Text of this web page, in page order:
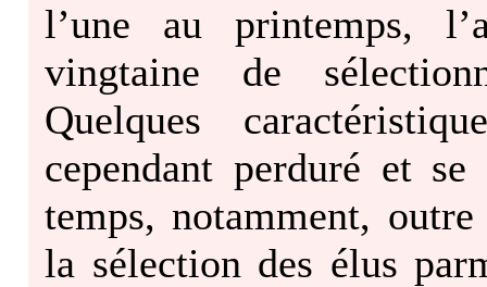
l’une au printemps,
vingtaine de
Quelques
cependant perduré et
temps, notamment,
la sélection des élus